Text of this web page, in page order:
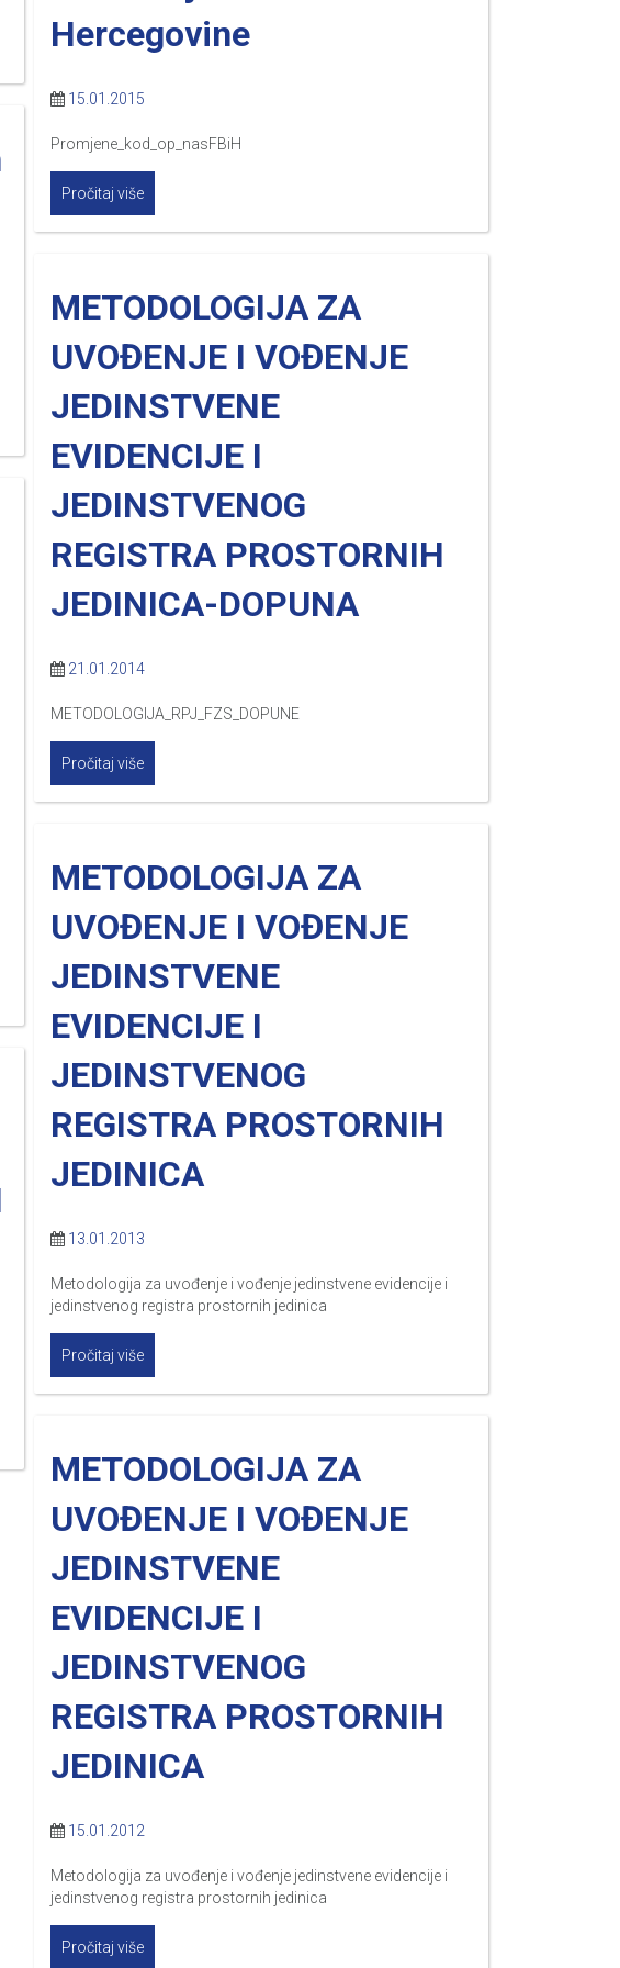
Hercegovine
15.01.2015
Promjene_kod_op_nasFBiH
Pročitaj više
METODOLOGIJA ZA
UVOĐENJE I VOĐENJE
JEDINSTVENE
EVIDENCIJE I
JEDINSTVENOG
REGISTRA PROSTORNIH
JEDINICA-DOPUNA
21.01.2014
METODOLOGIJA_RPJ_FZS_DOPUNE
Pročitaj više
METODOLOGIJA ZA
UVOĐENJE I VOĐENJE
JEDINSTVENE
EVIDENCIJE I
JEDINSTVENOG
REGISTRA PROSTORNIH
JEDINICA
13.01.2013
Metodologija za uvođenje i vođenje jedinstvene evidencije i
jedinstvenog registra prostornih jedinica
Pročitaj više
METODOLOGIJA ZA
UVOĐENJE I VOĐENJE
JEDINSTVENE
EVIDENCIJE I
JEDINSTVENOG
REGISTRA PROSTORNIH
JEDINICA
15.01.2012
Metodologija za uvođenje i vođenje jedinstvene evidencije i
jedinstvenog registra prostornih jedinica
Pročitaj više